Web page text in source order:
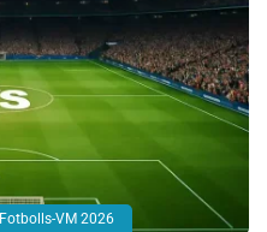
Fotbolls-VM 2026